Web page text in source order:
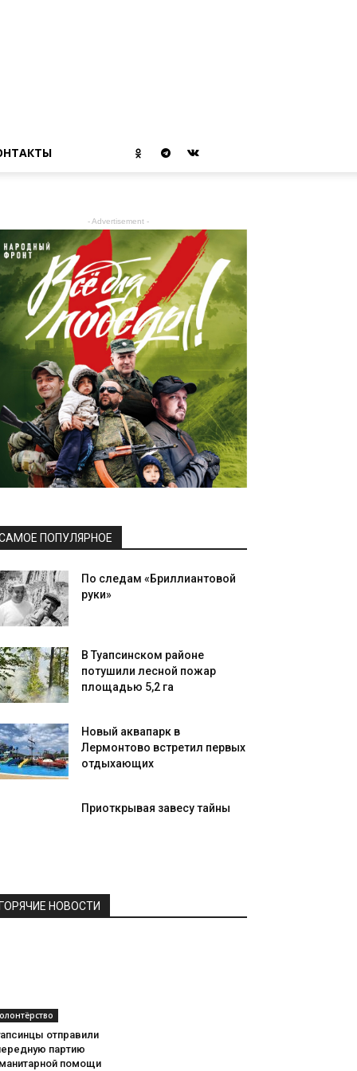
- Advertisement -
ПОПУЛЯРНОЕ
По следам «Бриллиантовой
руки»
В Туапсинском районе
потушили лесной пожар
площадью 5,2 га
Новый аквапарк в
Лермонтово встретил первых
отдыхающих
Приоткрывая завесу тайны
ГОРЯЧИЕ НОВОСТИ
отправили
партию
помощи